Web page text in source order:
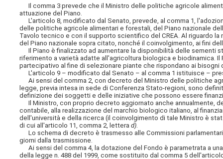
Il comma 3 prevede che il Ministro delle politiche agricole
attuazione del Piano.
L'articolo 8, modificato dal Senato, prevede, al comma 1,
delle politiche agricole alimentari e forestali, del Piano nazionale
Tavolo tecnico e con il supporto scientifico del CREA. Al riguardo
del Piano nazionale sopra citato, nonché il coinvolgimento, ai fini
Il Piano è finalizzato ad aumentare la disponibilità delle sementi
riferimento a varietà adatte all'agricoltura biologica e biodinamica.
partecipativo al fine di selezionare piante che rispondano ai
L'articolo 9 – modificato dal Senato – al comma 1 istituisce –
Ai sensi del comma 2, con decreto del Ministro delle politiche
legge, previa intesa in sede di Conferenza Stato-regioni, sono
definizione dei soggetti e delle iniziative che possono essere
Il Ministro, con proprio decreto aggiornato anche annualmente,
contabile, alla realizzazione del marchio biologico italiano, al
dell'università e della ricerca (il coinvolgimento di tale Ministro è
di cui all'articolo 11, comma 2, letterad).
Lo schema di decreto è trasmesso alle Commissioni
giorni dalla trasmissione.
Ai sensi del comma 4, la dotazione del Fondo è parametrata a
della legge n. 488 del 1999, come sostituito dal comma 5